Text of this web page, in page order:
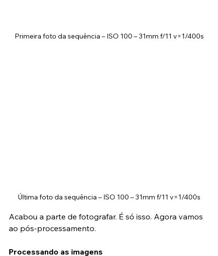
Última foto da sequência – ISO 100 – 31mm f/11 v=1/400s
Acabou a parte de fotografar. É só isso. Agora vamos